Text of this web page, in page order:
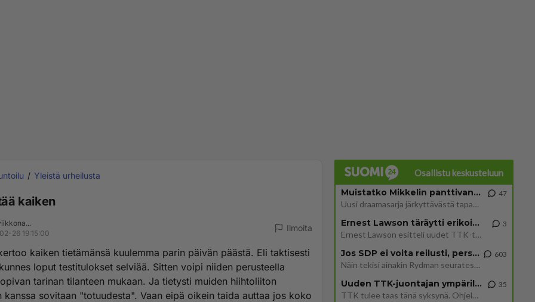
Yleistä urheilusta
kaiken
26 19:15:00
Ilmoita
kaiken tietämänsä kuulemma parin päivän päästä. Eli taktisesti
loput testitulokset selviää. Sitten voipi niiden perusteella
tarinan tilanteen mukaan. Ja tietysti muiden hiihtoliiton
kanssa sovitaan "totuudesta". Vaan eipä oikein taida auttaa jos koko
Osallistu keskusteluun
Muistatko Mikkelin panttivankidraaman?
Uusi draamasarja järkyttävästä tapauksesta on tulossa. Tositapahtumiin perustuva sarja ammentaa vuoden 1986 Mikkelin pan
47
Ernest Lawson täräytti erikoisen heiton TTK-lehdistötilaisuudessa: " Onko tässä tarkoituksena...?"
Ernest Lawson esitteli uudet TTK-tähtioppilaat ja opettajat torstaina 6.8. lehdistölle. Tulevalla kaudella on yksi hausk
3
Jos SDP ei voita reilusti, persut kumoavat demokratian Suomesta
Näin tekisi ainakin Rydman seuratessaan idolinsa Trumpin mallia https://www.is.fi/politiikka/art-2000012187244.html
603
Uuden TTK-juontajan ympärillä epätietoisuus sakenee - Nyt MTV hämmentää soppaa
TTK tulee taas tänä syksynä. Ohjelman uudet tähtioppilaat julkistetaan torstaina 6. elokuuta klo 14 alkavassa lehdistö
35